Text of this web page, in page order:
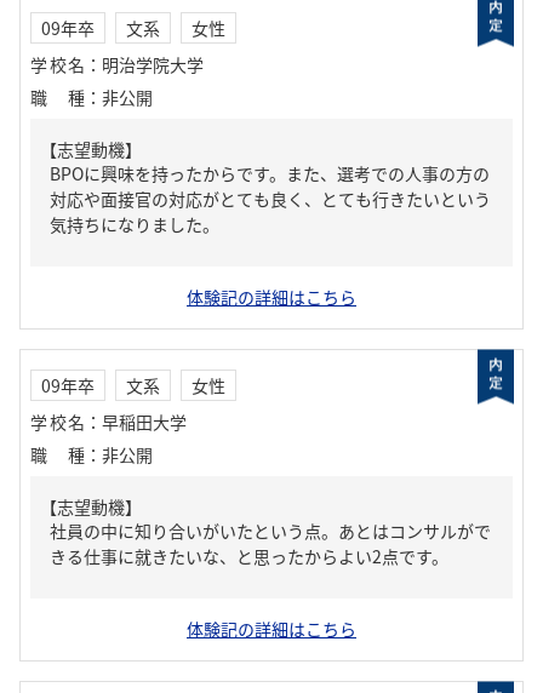
09年卒 文系
女性
学校名 ： 明治学院大学
職種 ： 非公開
【志望動機】
BPOに興味を持ったからです。また、選考での人事の方の
対応や面接官の対応がとても良く、とても行きたいという
気持ちになりました。
体験記の詳細はこちら
09年卒 文系
女性
学校名 ： 早稲田大学
職種 ： 非公開
【志望動機】
社員の中に知り合いがいたという点。あとはコンサルがで
きる仕事に就きたいな、と思ったからよい2点です。
体験記の詳細はこちら